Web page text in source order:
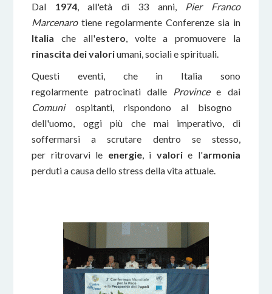
Dal 1974, all'età di 33 anni, Pier Franco
Marcenarotiene regolarmente Conferenze sia in
Italia che all'estero, volte a promuovere la
rinascita dei valoriumani, sociali e spirituali.
Questi eventi, che in Italia sono
regolarmente patrocinati dalle Provincee dai
Comuniospitanti, rispondono al bisogno
dell'uomo, oggi più che mai imperativo, di
soffermarsi a scrutare dentro se stesso,
per ritrovarvi le energie, i valorie l'armonia
perduti a causa dello stress della vita attuale.